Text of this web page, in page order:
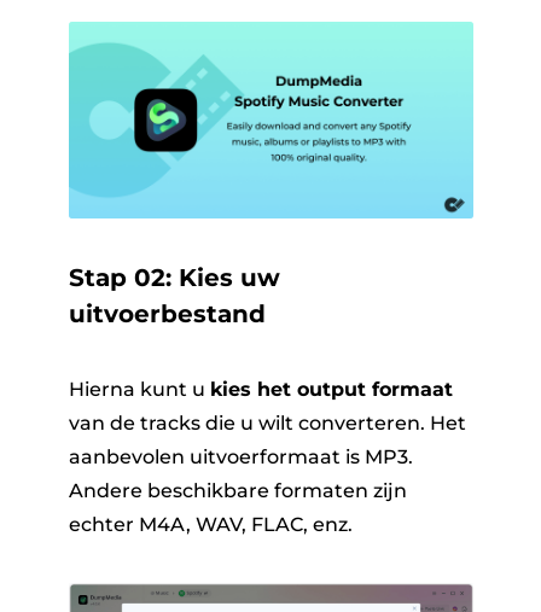
Stap 02: Kies uw
uitvoerbestand
Hierna kunt u kies het output formaat
van de tracks die u wilt converteren. Het
aanbevolen uitvoerformaat is MP3.
Andere beschikbare formaten zijn
echter M4A, WAV, FLAC, enz.